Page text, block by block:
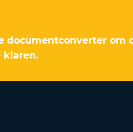
documentconverter om
klaren.